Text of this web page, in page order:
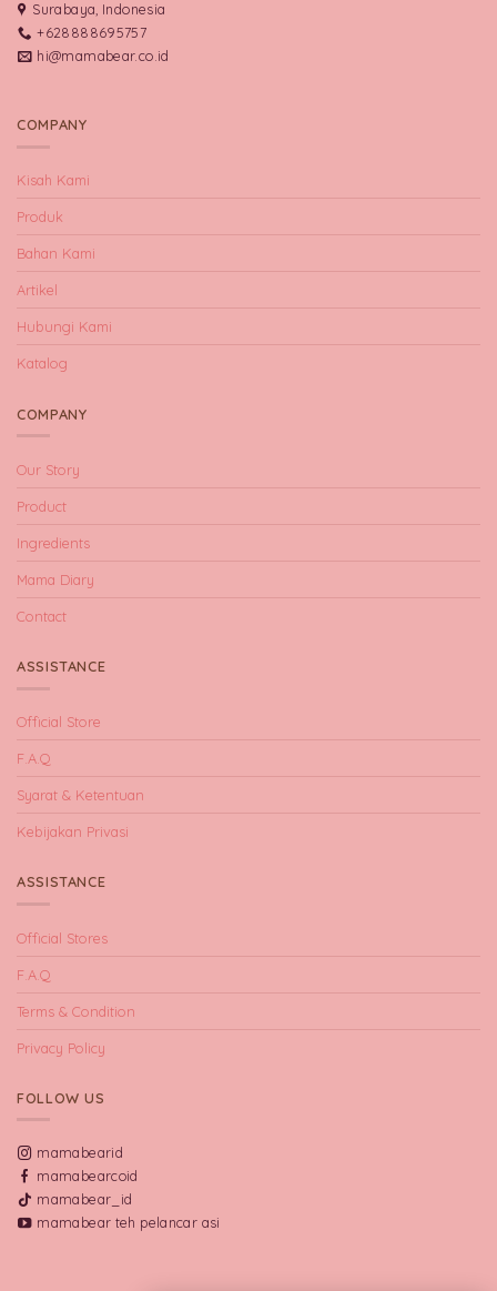
Surabaya, Indonesia
+628888695757
hi@mamabear.co.id
COMPANY
Kisah Kami
Produk
Bahan Kami
Artikel
Hubungi Kami
Katalog
COMPANY
Our Story
Product
Ingredients
Mama Diary
Contact
ASSISTANCE
Official Store
F.A.Q
Syarat & Ketentuan
Kebijakan Privasi
ASSISTANCE
Official Stores
F.A.Q
Terms & Condition
Privacy Policy
FOLLOW US
mamabearid
mamabearcoid
mamabear_id
mamabear teh pelancar asi